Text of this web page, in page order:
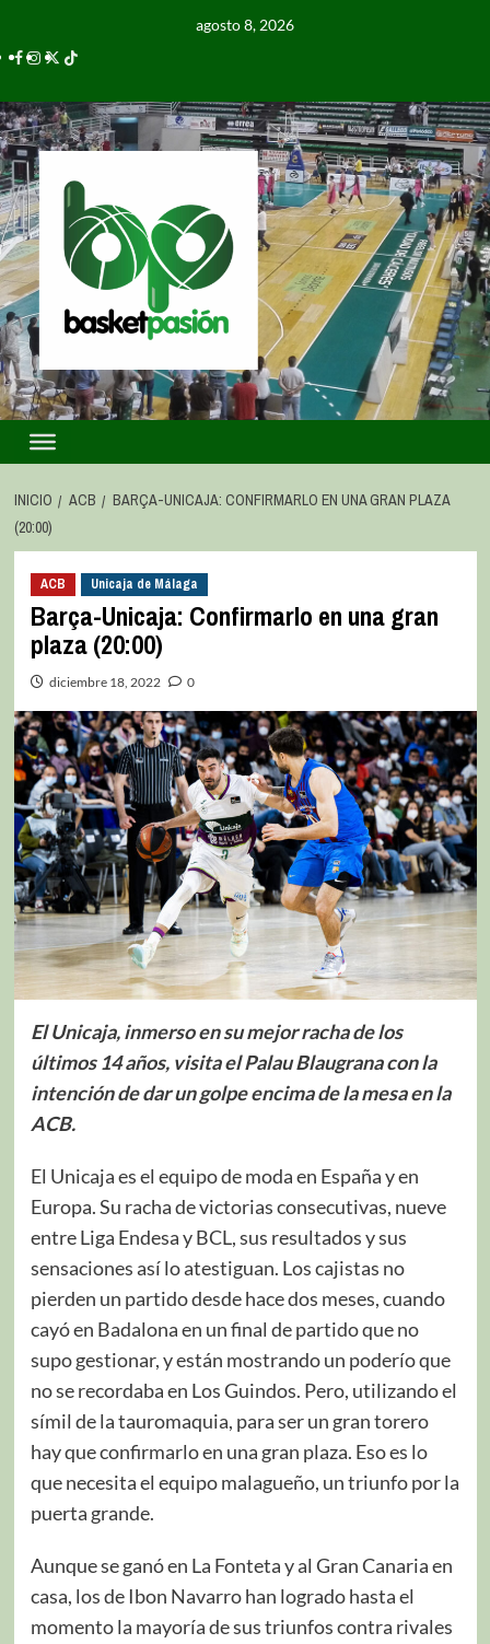
agosto 8, 2026
INICIO ACB
BARÇA-UNICAJA: CONFIRMARLO EN UNA GRAN PLAZA
(20:00)
ACB Unicaja de Málaga
Barça-Unicaja: Confirmarlo en una gran
plaza (20:00)
diciembre 18, 2022 0
El Unicaja, inmerso en su mejor racha de los
últimos 14 años, visita el Palau Blaugrana con la
intención de dar un golpe encima de la mesa en la
ACB.
El Unicaja es el equipo de moda en España y en
Europa. Su racha de victorias consecutivas, nueve
entre Liga Endesa y BCL, sus resultados y sus
sensaciones así lo atestiguan. Los cajistas no
pierden un partido desde hace dos meses, cuando
cayó en Badalona en un final de partido que no
supo gestionar, y están mostrando un poderío que
no se recordaba en Los Guindos. Pero, utilizando el
símil de la tauromaquia, para ser un gran torero
hay que confirmarlo en una gran plaza. Eso es lo
que necesita el equipo malagueño, un triunfo por la
puerta grande.
Aunque se ganó en La Fonteta y al Gran Canaria en
casa, los de Ibon Navarro han logrado hasta el
momento la mayoría de sus triunfos contra rivales